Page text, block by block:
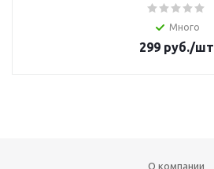
Много
299 руб./шт
О компании